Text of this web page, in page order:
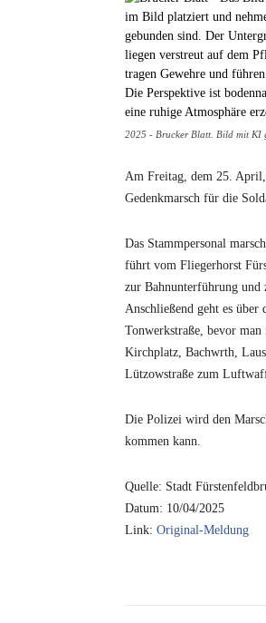
2025 - Brucker Blatt. Bild mit KI
Am Freitag, dem 25.
Gedenkmarsch für die
Das Stammpersonal
führt vom Fliegerhorst
zur Bahnunterführung und
Anschließend geht es
Tonwerkstraße, bevor
Kirchplatz, Bachwrth,
Lützowstraße zum
Die Polizei wird den
kommen kann.
Quelle: Stadt
Datum: 10/04/2025
Link: Original-Meldung